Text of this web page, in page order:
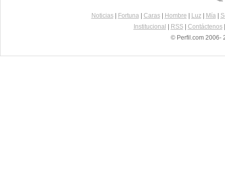
Noticias| Fortuna| Caras| Hombre Luz| Mía|
Institucional
RSS| Contáctenos
© Perfil.com 2006-